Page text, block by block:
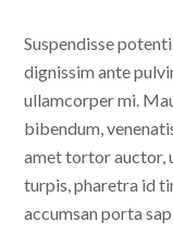
Suspendisse
dignissim ante
ullamcorper mi.
bibendum,
amet tortor auctor,
turpis, pharetra id
accumsan porta